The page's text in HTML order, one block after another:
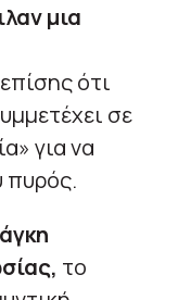
μια
ότι
σε
για να
πυρός.
το